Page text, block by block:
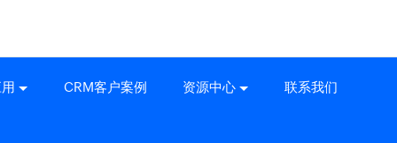
CRM客户案例 资源中心 联系我们